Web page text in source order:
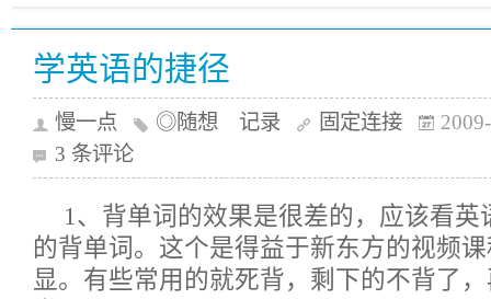
学英语的捷径
慢一点 ◎随想 记录 固定连接
3 条评论
1、背单词的效果是很差的，应该看英
的背单词。这个是得益于新东方的视频
显。有些常用的就死背，剩下的不背了